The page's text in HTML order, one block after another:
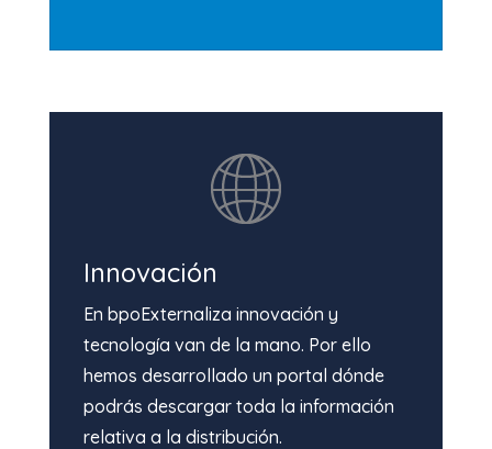
Innovación
En bpoExternaliza innovación y
tecnología van de la mano. Por ello
hemos desarrollado un portal dónde
podrás descargar toda la información
relativa a la distribución.